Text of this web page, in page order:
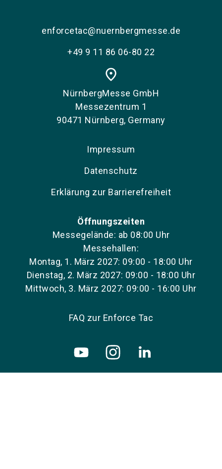
enforcetac@nuernbergmesse.de
+49 9 11 86 06-80 22
place
NürnbergMesse GmbH
Messezentrum 1
90471 Nürnberg, Germany
Impressum
Datenschutz
Erklärung zur Barrierefreiheit
Öffnungszeiten
Messegelände: ab 08:00 Uhr
Messehallen:
Montag, 1. März 2027: 09:00 - 18:00 Uhr
Dienstag, 2. März 2027: 09:00 - 18:00 Uhr
Mittwoch, 3. März 2027: 09:00 - 16:00 Uhr
FAQ zur Enforce Tac